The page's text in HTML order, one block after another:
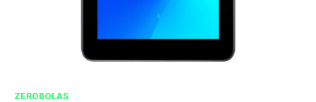
ZEROBOLAS